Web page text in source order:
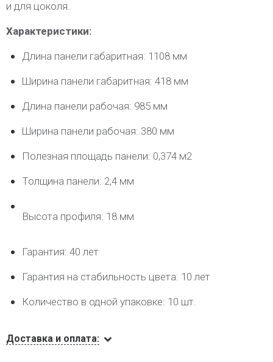
и для цоколя.
Характеристики:
Длина панели габаритная: 1108 мм
Ширина панели габаритная: 418 мм
Длина панели рабочая: 985 мм
Ширина панели рабочая: 380 мм
Полезная площадь панели: 0,374 м2
Толщина панели: 2,4 мм
Высота профиля: 18 мм
Гарантия: 40 лет
Гарантия на стабильность цвета: 10 лет
Количество в одной упаковке: 10 шт.
Доставка и оплата: